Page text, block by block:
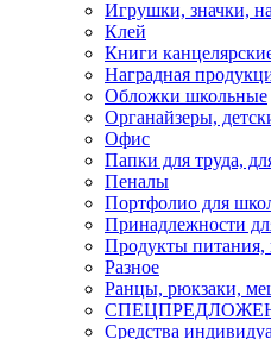
Игрушки, значки,
Клей
Книги
Наградная
Обложки школьные
Органайзеры,
Офис
Папки для труда,
Пеналы
Портфолио для
Принадлежности
Продукты питания,
Разное
Ранцы, рюкзаки,
Средства